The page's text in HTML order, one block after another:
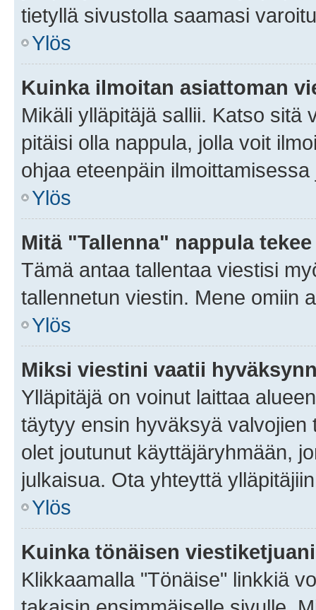
tietyllä sivustolla saamasi
Ylös
Kuinka ilmoitan asiattoman
Mikäli ylläpitäjä sallii. Katso sitä
pitäisi olla nappula, jolla voit
ohjaa eteenpäin
Ylös
Mitä "Tallenna" nappula
Tämä antaa tallentaa viestisi
tallennetun viestin. Mene omiin
Ylös
Miksi viestini vaatii
Ylläpitäjä on voinut laittaa
täytyy ensin hyväksyä
olet joutunut käyttäjäryhmään,
julkaisua. Ota yhteyttä
Ylös
Kuinka tönäisen
Klikkaamalla "Tönäise" linkkiä